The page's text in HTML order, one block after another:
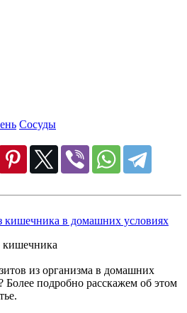
Сосуды
кишечника в домашних условиях
из организма в домашних
Более подробно расскажем об этом